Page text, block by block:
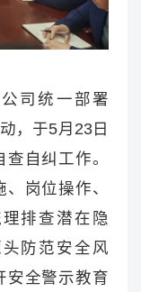
司统一部署
，于5月23日
自纠工作。
岗位操作、
排查潜在隐
防范安全风
安全警示教育